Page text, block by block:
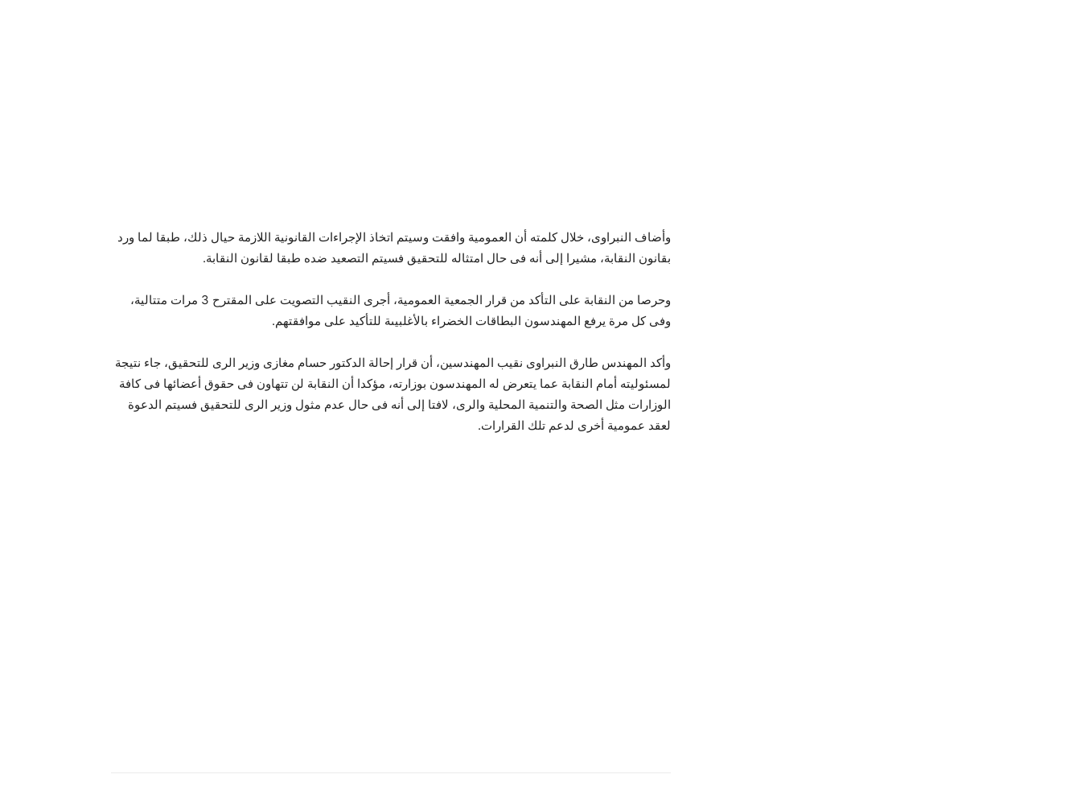
وأضاف النبراوى، خلال كلمته أن العمومية وافقت وسيتم اتخاذ الإجراءات القانونية اللازمة حيال ذلك، طبقا لما ورد
بقانون النقابة، مشيرا إلى أنه فى حال امتثاله للتحقيق فسيتم التصعيد ضده طبقا لقانون النقابة.
وحرصا من النقابة على التأكد من قرار الجمعية العمومية، أجرى النقيب التصويت على المقترح 3 مرات متتالية،
وفى كل مرة يرفع المهندسون البطاقات الخضراء بالأغلبيىة للتأكيد على موافقتهم.
وأكد المهندس طارق النبراوى نقيب المهندسين، أن قرار إحالة الدكتور حسام مغازى وزير الرى للتحقيق، جاء نتيجة
لمسئوليته أمام النقابة عما يتعرض له المهندسون بوزارته، مؤكدا أن النقابة لن تتهاون فى حقوق أعضائها فى كافة
الوزارات مثل الصحة والتنمية المحلية والرى، لافتا إلى أنه فى حال عدم مثول وزير الرى للتحقيق فسيتم الدعوة
لعقد عمومية أخرى لدعم تلك القرارات.